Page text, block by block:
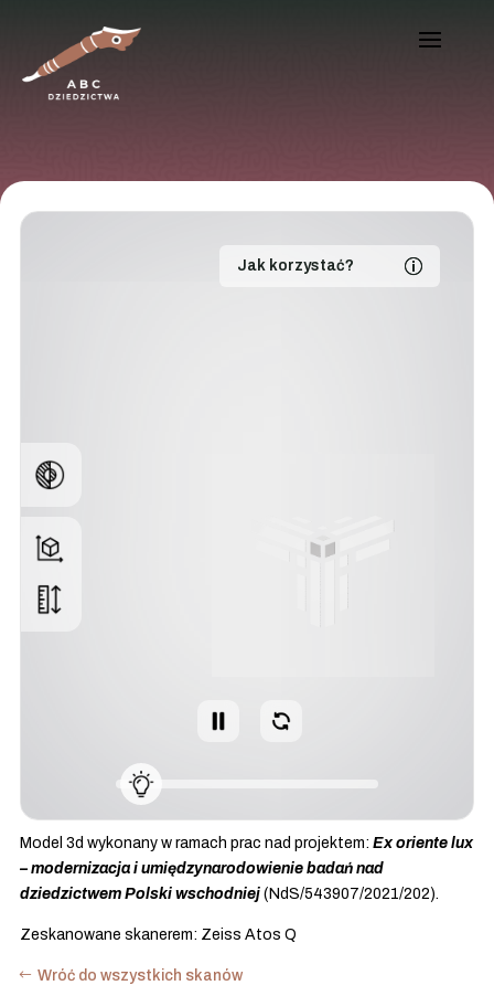
Jak korzystać?
Model 3d wykonany w ramach prac nad projektem: Ex oriente lux
– modernizacja i umiędzynarodowienie badań nad
dziedzictwem Polski wschodniej (NdS/543907/2021/202).
Zeskanowane skanerem: Zeiss Atos Q
Wróć do wszystkich skanów